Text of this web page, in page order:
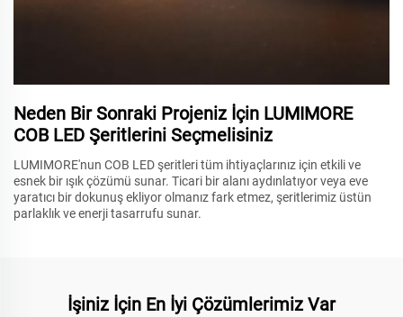
Neden Bir Sonraki Projeniz İçin LUMIMORE
COB LED Şeritlerini Seçmelisiniz
LUMIMORE'nun COB LED şeritleri tüm ihtiyaçlarınız için etkili ve
esnek bir ışık çözümü sunar. Ticari bir alanı aydınlatıyor veya eve
yaratıcı bir dokunuş ekliyor olmanız fark etmez, şeritlerimiz üstün
parlaklık ve enerji tasarrufu sunar.
İşiniz İçin En İyi Çözümlerimiz Var